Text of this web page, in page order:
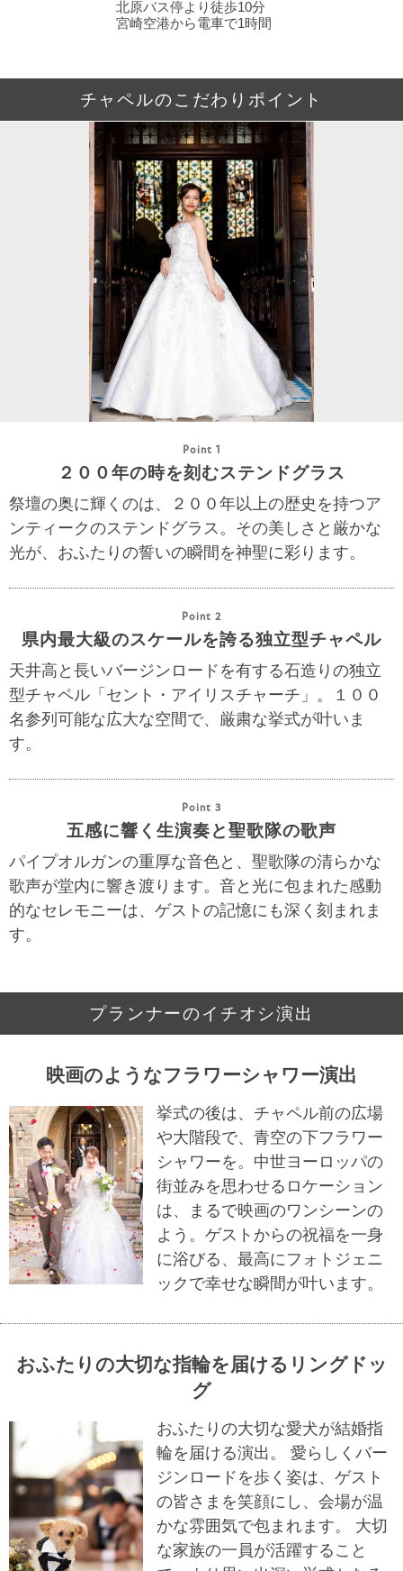
北原バス停より徒歩10分
宮崎空港から電車で1時間
チャペルのこだわりポイント
Point 1
２００年の時を刻むステンドグラス
祭壇の奥に輝くのは、２００年以上の歴史を持つア
ンティークのステンドグラス。その美しさと厳かな
光が、おふたりの誓いの瞬間を神聖に彩ります。
Point 2
県内最大級のスケールを誇る独立型チャペル
天井高と長いバージンロードを有する石造りの独立
型チャペル「セント・アイリスチャーチ」。１００
名参列可能な広大な空間で、厳粛な挙式が叶いま
す。
Point 3
五感に響く生演奏と聖歌隊の歌声
パイプオルガンの重厚な音色と、聖歌隊の清らかな
歌声が堂内に響き渡ります。音と光に包まれた感動
的なセレモニーは、ゲストの記憶にも深く刻まれま
す。
プランナーのイチオシ演出
映画のようなフラワーシャワー演出
挙式の後は、チャペル前の広場
や大階段で、青空の下フラワー
シャワーを。中世ヨーロッパの
街並みを思わせるロケーション
は、まるで映画のワンシーンの
よう。ゲストからの祝福を一身
に浴びる、最高にフォトジェニ
ックで幸せな瞬間が叶います。
おふたりの大切な指輪を届けるリングドッ
グ
おふたりの大切な愛犬が結婚指
輪を届ける演出。 愛らしくバー
ジンロードを歩く姿は、ゲスト
の皆さまを笑顔にし、会場が温
かな雰囲気で包まれます。 大切
な家族の一員が活躍すること